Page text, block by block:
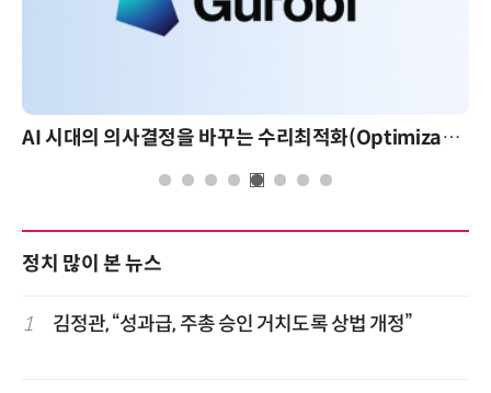
AI 시대의 의사결정을 바꾸는 수리최적화(Optimization): 실제 산업 적용 사례와 활용 전략
정치 많이 본 뉴스
1 김정관, “성과급, 주총 승인 거치도록 상법 개정”